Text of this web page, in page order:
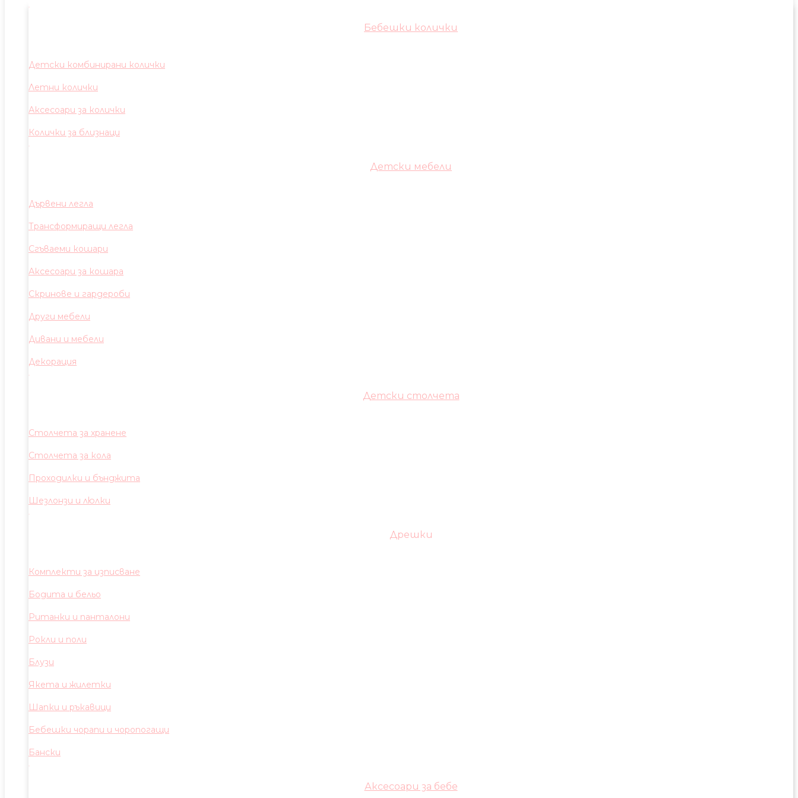
Бебешки колички
Детски комбинирани колички
Летни колички
Аксесоари за колички
Колички за близнаци
Детски мебели
Дървени легла
Трансформиращи легла
Сгъваеми кошари
Аксесоари за кошара
Скринове и гардероби
Други мебели
Дивани и мебели
Декорация
Детски столчета
Столчета за хранене
Столчета за кола
Проходилки и бънджита
Шезлонзи и люлки
Дрешки
Комплекти за изписване
Бодита и бельо
Ританки и панталони
Рокли и поли
Блузи
Якета и жилетки
Шапки и ръкавици
Бебешки чорапи и чоропогащи
Бански
Аксесоари за бебе